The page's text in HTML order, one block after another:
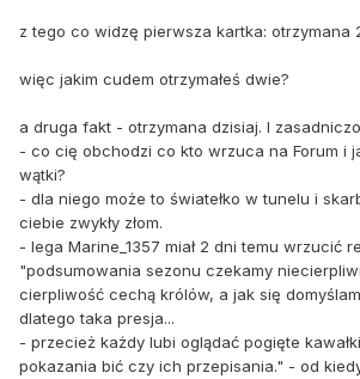
z tego co widzę pierwsza kartka: otrzymana
więc jakim cudem otrzymałeś dwie?
a druga fakt - otrzymana dzisiaj. I
- co cię obchodzi co kto wrzuca na Forum i
wątki?
- dla niego może to światełko w tunelu i
ciebie zwykły złom.
- lega Marine_1357 miał 2 dni temu wrzucić
"podsumowania sezonu czekamy
cierpliwość cechą królów, a jak się
dlatego taka presja...
- przecież każdy lubi oglądać pogięte
pokazania bić czy ich przepisania." - od